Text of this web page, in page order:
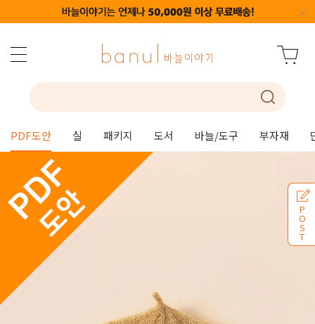
PDF도안 실 패키지 도서 바늘/도구 부자재
P
O
S
T